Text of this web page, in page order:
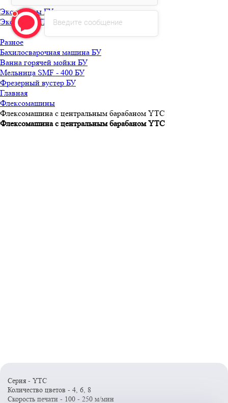
Экструдеры БУ
Экструдер TRUSIOMA 63 БУ
Разное
Бахилосварочная машина БУ
Ванна горячей мойки БУ
Мельница SMF - 400 БУ
Фрезерный вустер БУ
Главная
Флексомашины
Флексомашина с центральным барабаном YТС
Флексомашина с центральным барабаном YТС
Серия - YТС
Количество цветов - 4, 6, 8
Скорость печати - 100 - 250 м/мин
Введите сообщение